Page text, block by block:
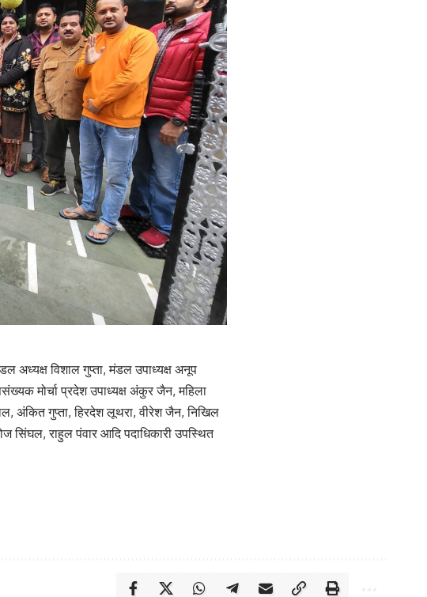
अध्यक्ष विशाल गुप्ता, मंडल उपाध्यक्ष अनूप
मोर्चा प्रदेश उपाध्यक्ष अंकुर जैन, महिला
अंकित गुप्ता, हिरदेश लूथरा, वीरेश जैन, निखिल
सिंघल, राहुल पंवार आदि पदाधिकारी उपस्थित